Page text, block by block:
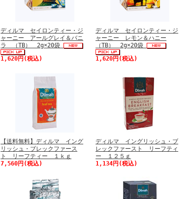
ディルマ セイロンティー・ジ
ャーニー アールグレイ＆バニ
ラ （TB） 2g×20袋
1,620円(税込)
ディルマ セイロンティー・ジ
ャーニー レモン＆ハニー
（TB） 2g×20袋
1,620円(税込)
【送料無料】ディルマ イング
リッシュ・ブレックファース
ト リーフティー １ｋｇ
7,560円(税込)
ディルマ イングリッシュ・ブ
レックファースト リーフティ
ー １２５ｇ
1,134円(税込)